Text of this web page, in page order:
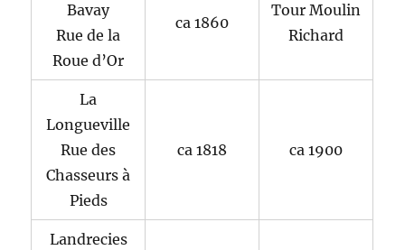
Bavay
Rue de la
Roue d’Or
ca 1860
Tour Moulin
Richard
La
Longueville
Rue des
Chasseurs à
Pieds
ca 1818 ca 1900
Landrecies